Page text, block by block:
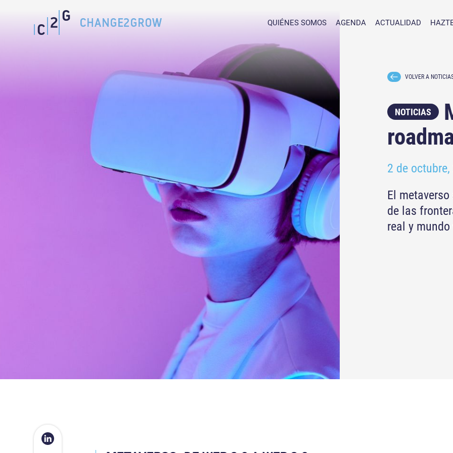
QUIÉNES SOMOS AGENDA ACTUALIDAD
VOLVER A
NOTICIAS
2 de
El
de las
real y mundo